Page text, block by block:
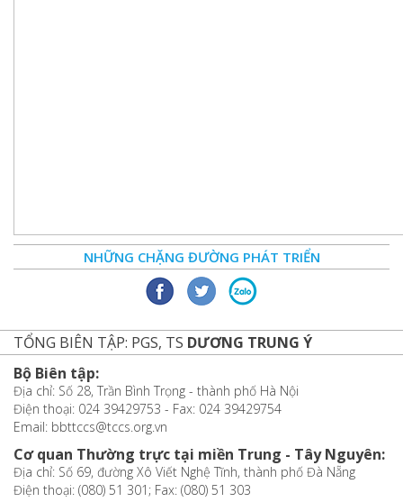
NHỮNG CHẶNG ĐƯỜNG PHÁT TRIỂN
TỔNG BIÊN TẬP: PGS, TS DƯƠNG TRUNG Ý
Bộ Biên tập:
Địa chỉ: Số 28, Trần Bình Trọng - thành phố Hà Nội
Điện thoại: 024 39429753 - Fax: 024 39429754
Email: bbttccs@tccs.org.vn
Cơ quan Thường trực tại miền Trung - Tây Nguyên:
Địa chỉ: Số 69, đường Xô Viết Nghệ Tĩnh, thành phố Đà Nẵng
Điện thoại: (080) 51 301; Fax: (080) 51 303